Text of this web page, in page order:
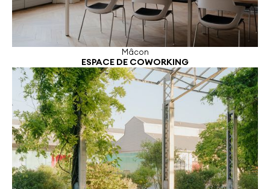
Mâcon
ESPACE DE COWORKING